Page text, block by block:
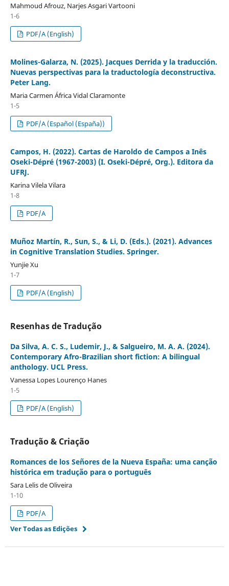
Mahmoud Afrouz, Narjes Asgari Vartooni
1-6
PDF/A (English)
Molines-Galarza, N. (2025). Jacques Derrida y la traducción.
Nuevas perspectivas para la traductología deconstructiva.
Peter Lang.
Maria Carmen África Vidal Claramonte
1-5
PDF/A (Español (España))
Campos, H. (2022). Cartas de Haroldo de Campos a Inês
Oseki-Dépré (1967-2003) (I. Oseki-Dépré, Org.). Editora da
UFRJ.
Karina Vilela Vilara
1-8
PDF/A
Muñoz Martín, R., Sun, S., & Li, D. (Eds.). (2021). Advances
in Cognitive Translation Studies. Springer.
Yunjie Xu
1-7
PDF/A (English)
Resenhas de Tradução
Da Silva, A. C. S., Ludemir, J., & Salgueiro, M. A. A. (2024).
Contemporary Afro-Brazilian short fiction: A bilingual
anthology. UCL Press.
Vanessa Lopes Lourenço Hanes
1-5
PDF/A (English)
Tradução & Criação
Romances de los Señores de la Nueva España: uma canção
histórica em tradução para o português
Sara Lelis de Oliveira
1-10
PDF/A
Ver Todas as Edições